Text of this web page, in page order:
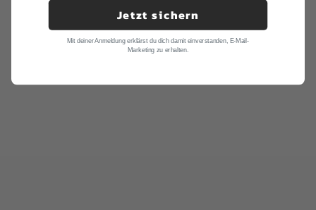
Jetzt sichern
Mit deiner Anmeldung erklärst du dich damit einverstanden, E-Mail-
Marketing zu erhalten.